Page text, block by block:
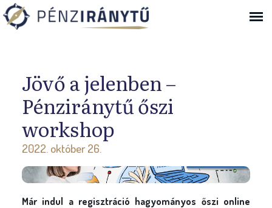
Ugrás a navigációhoz
Jövő a jelenben –
Pénziránytű őszi
workshop
2022. október 26.
Már indul a regisztráció hagyományos őszi online